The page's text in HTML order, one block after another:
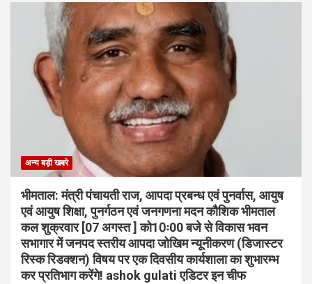
अन्य बड़ी खबरे
भीमताल: मंत्री पंचायती राज, आपदा प्रबन्ध एवं पुनर्वास, आयुष
एवं आयुष शिक्षा, पुनर्गठन एवं जनगणना मदन कौशिक भीमताल
कल शुक्रवार [07 अगस्त ] को10ः00 बजे से विकास भवन
सभागार में जनपद स्तरीय आपदा जोखिम न्यूनीकरण (डिजास्टर
रिस्क रिडक्शन) विषय पर एक दिवसीय कार्यशाला का शुभारम्भ
कर प्रतिभाग करेंगे! ashok gulati एडिटर इन चीफ